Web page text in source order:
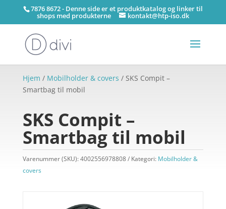
7876 8672 - Denne side er et produktkatalog og linker til
shops med produkterne kontakt@htp-iso.dk
Hjem / Mobilholder & covers / SKS Compit –
Smartbag til mobil
SKS Compit –
Smartbag til mobil
Varenummer (SKU):4002556978808 Kategori: Mobilholder &
covers